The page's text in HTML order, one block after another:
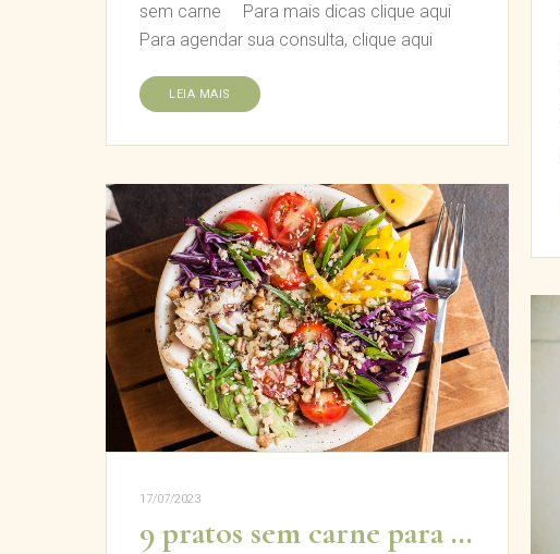
sem carne Para mais dicas clique aqui
Para agendar sua consulta, clique aqui
LEIA MAIS
17/07/2023
9 pratos sem carne para te inspirar